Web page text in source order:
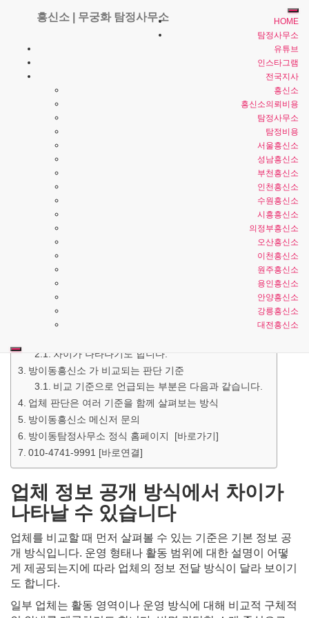
HOME
탐정사무소
유튜브
인스타그램
전국지사
흥신소
흥신소의뢰비용
탐정사무소
탐정비용
서울흥신소
성남흥신소
부천흥신소
인천흥신소
수원흥신소
시흥흥신소
의정부흥신소
오산흥신소
이천흥신소
원주흥신소
용인흥신소
안양흥신소
강릉흥신소
대전흥신소
방이동흥신소 탐정 신뢰 업체 비교해
흥신소 | 무궁화 탐정사무소
2026년 03월
2026년 03월 16일 에 게시했습니다.
서울 송파 방이동흥신소 탐정사무소
와 같은 업종 선택에서
신뢰업체
라는 표현은 단순한 평판이 아니라 여러 기
준을 통해 판단되는 특성을 의미합니다. 이용을 고려하는 입
장에서는 어떤 기준을 중심으로 판단이 이루어지는지 비교
해 보는 과정이 필요합니다.
풍납동, 거여동, 마천동, 오륜동
전지역에서 의뢰 진행 가능합니다
Table of Contents
업체 정보 공개 방식에서 차이가 나타날 수 있습니다
차이가 나타나기도 합니다.
방이동흥신소 가 비교되는 판단 기준
비교 기준으로 언급되는 부분은 다음과 같습니다.
업체 판단은 여러 기준을 함께 살펴보는 방식
방이동흥신소 메신저 문의
방이동탐정사무소 정식 홈페이지 [바로가기]
010-4741-9991 [바로연결]
업체 정보 공개 방식에서 차이가
나타날 수 있습니다
업체를 비교할 때 먼저 살펴볼 수 있는 기준은 기본 정보 공
개 방식입니다. 운영 형태나 활동 범위에 대한 설명이 어떻
게 제공되는지에 따라 업체의 정보 전달 방식이 달라 보이기
도 합니다.
일부 업체는 활동 영역이나 운영 방식에 대해 비교적 구체적